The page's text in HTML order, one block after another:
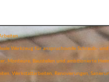
Werkzeug für anspruchsvolle Schraub-
Monteure, Baustellen und ambitionierte
Werkstattarbeiten, Renovierungen,